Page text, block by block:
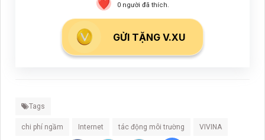
0người đã thích.
GỬI TẶNG V.XU
Tags
chi phí ngầm Internet tác động môi trường VIVINA